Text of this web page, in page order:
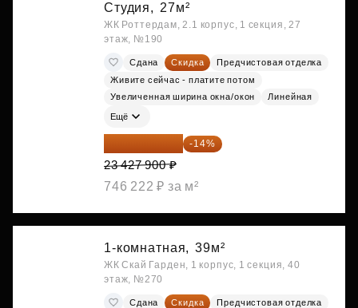
Студия, 27м²
ЖК Роттердам, 2.1 корпус, 1 секция, 27
этаж, №190
Сдана Скидка
Предчистовая отделка
Живите сейчас - платите потом
Увеличенная ширина окна/окон
Линейная
Ещё
20 147 994 ₽ -14%
23 427 900 ₽
746 222 ₽ за м²
1-комнатная, 39м²
ЖК Скай Гарден, 1 корпус, 1 секция, 40
этаж, №270
Сдана Скидка
Предчистовая отделка